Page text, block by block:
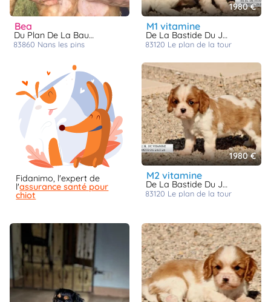
bea
Du Plan De La Baume
83860 nans les pins
1980 €
m1 vitamine
De La Bastide Du Jas De Jeromes
83120 le plan de la tour
Fidanimo, l'expert de
l'assurance santé pour
chiot
1980 €
m2 vitamine
De La Bastide Du Jas De Jeromes
83120 le plan de la tour